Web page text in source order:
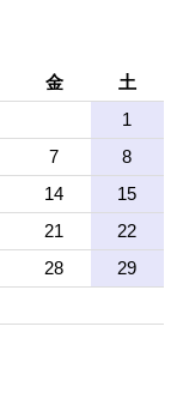
金
土
1
7
8
14
15
21
22
28
29